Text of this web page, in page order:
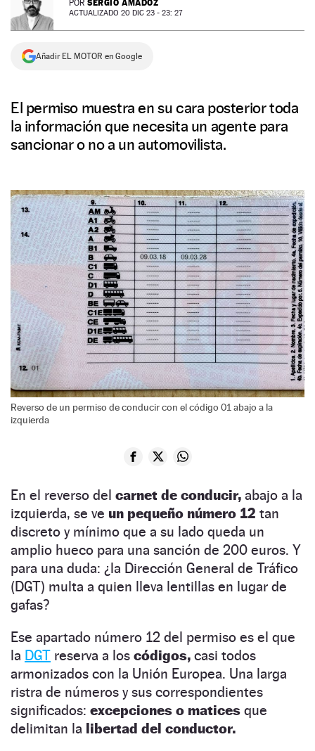
NEWSLETTER
SÍGUENOS
POR SERGIO AMADOZ
ACTUALIZADO 20 DIC 23 - 23: 27
Añadir EL MOTOR en Google
El permiso muestra en su cara posterior toda
la información que necesita un agente para
sancionar o no a un automovilista.
Reverso de un permiso de conducir con el código 01 abajo a la
izquierda
En el reverso del carnet de conducir, abajo a la
izquierda, se ve un pequeño número 12 tan
discreto y mínimo que a su lado queda un
amplio hueco para una sanción de 200 euros. Y
para una duda: ¿la Dirección General de Tráfico
(DGT) multa a quien lleva lentillas en lugar de
gafas?
Ese apartado número 12 del permiso es el que
la DGT reserva a los códigos, casi todos
armonizados con la Unión Europea. Una larga
ristra de números y sus correspondientes
significados: excepciones o matices que
delimitan la libertad del conductor.